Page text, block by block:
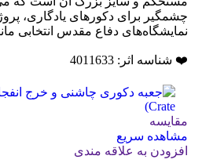
چشمگیر برای دکورهای یادگاری،
نمایشگاه‌های دفاع مقدس انتخابی
❤️ شناسه اثر: 4011633
مقایسه
مشاهده سریع
افزودن به علاقه مندی